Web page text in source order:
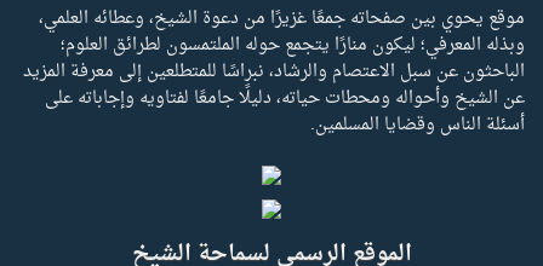
موقع يحوي بين صفحاته جمعًا غزيرًا من دعوة الشيخ، وعطائه العلمي،
وبذله المعرفي؛ ليكون منارًا يتجمع حوله الملتمسون لطرائق العلوم؛
الباحثون عن سبل الاعتصام والرشاد، نبراسًا للمتطلعين إلى معرفة المزيد
عن الشيخ وأحواله ومحطات حياته، دليلًا جامعًا لفتاويه وإجاباته على
أسئلة الناس وقضايا المسلمين.
الموقع الرسمي لسماحة الشيخ